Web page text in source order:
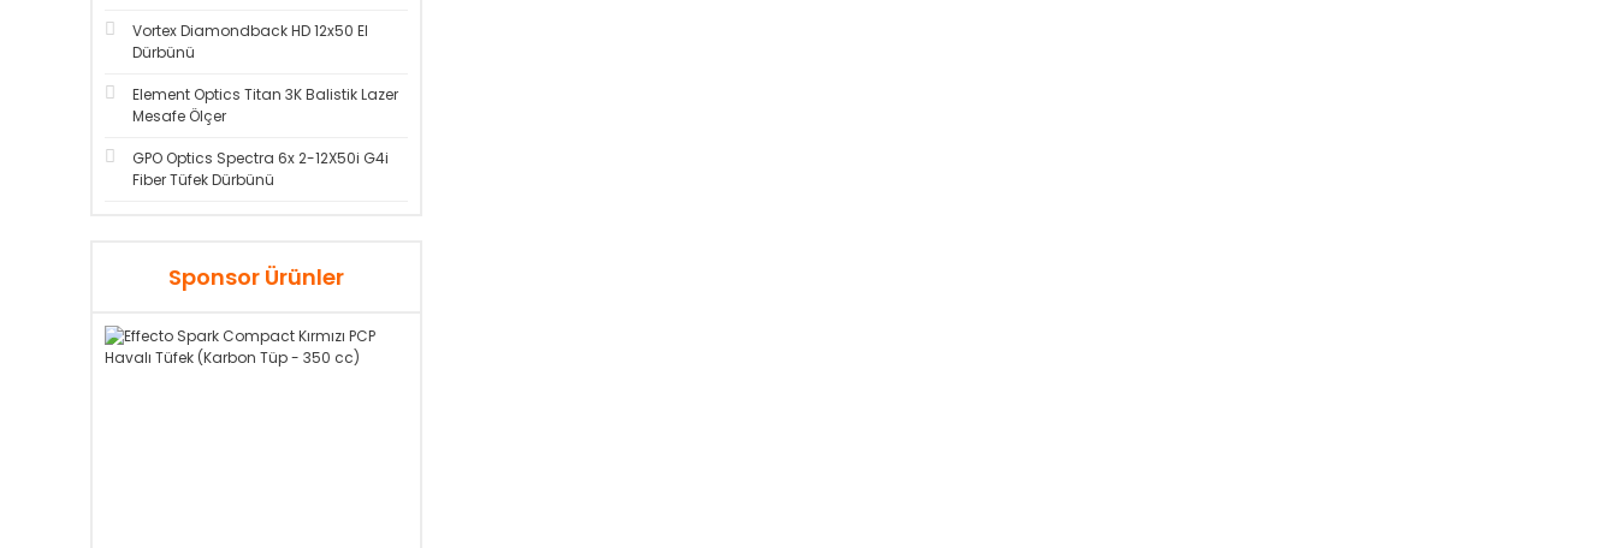
Vortex Diamondback HD 12x50 El
Dürbünü
Element Optics Titan 3K Balistik Lazer
Mesafe Ölçer
GPO Optics Spectra 6x 2-12X50i G4i
Fiber Tüfek Dürbünü
Sponsor Ürünler